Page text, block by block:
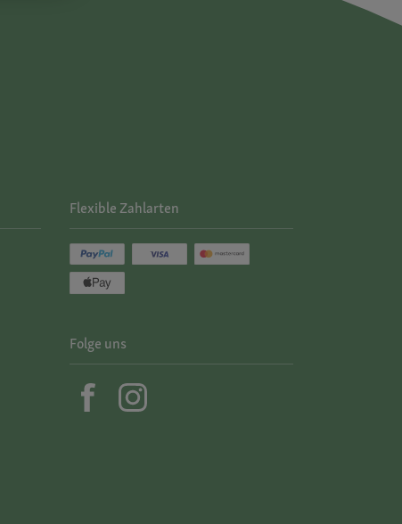
Flexible Zahlarten
Folge uns